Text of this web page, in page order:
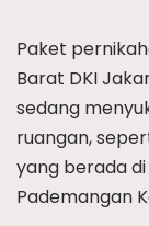
Paket
Barat DKI
sedang
ruangan,
yang berada
Pademangan